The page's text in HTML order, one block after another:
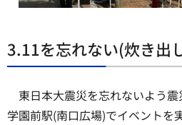
3.11を忘れない(炊き出
東日本大震災を忘れないよう
学園前駅(南口広場)でイベントを